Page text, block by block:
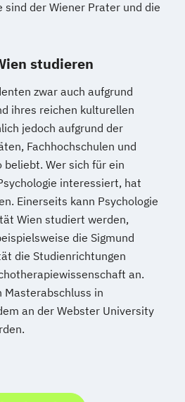
sind der Wiener Prater und die
studieren
zwar auch aufgrund
ihres reichen kulturellen
jedoch aufgrund der
Fachhochschulen und
beliebt. Wer sich für ein
interessiert, hat
Einerseits kann Psychologie
Wien studiert werden,
die Sigmund
die Studienrichtungen
an.
Masterabschluss in
an der Webster University